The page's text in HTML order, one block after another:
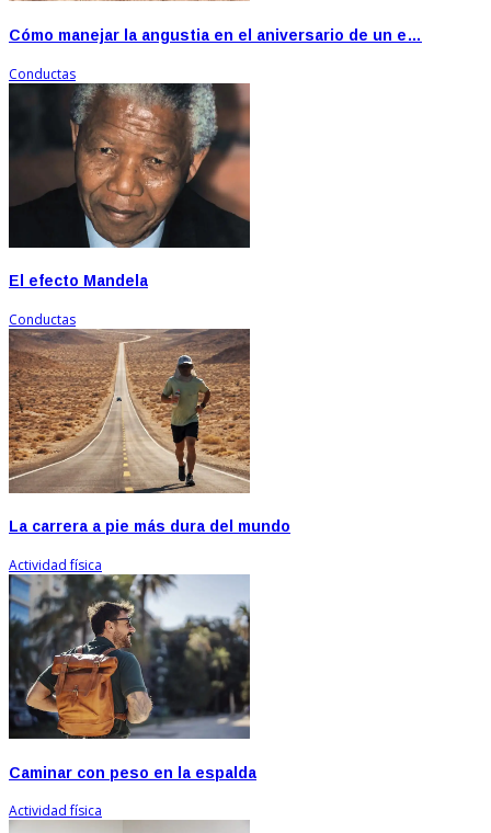
Cómo manejar la angustia en el aniversario de un e…
Conductas
El efecto Mandela
Conductas
La carrera a pie más dura del mundo
Actividad física
Caminar con peso en la espalda
Actividad física